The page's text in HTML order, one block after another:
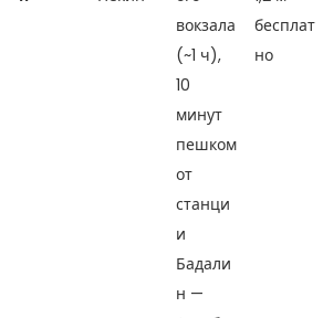
вокзала
(~1 ч),
10
минут
пешком
от
станци
и
Бадали
н —
бесплат
но